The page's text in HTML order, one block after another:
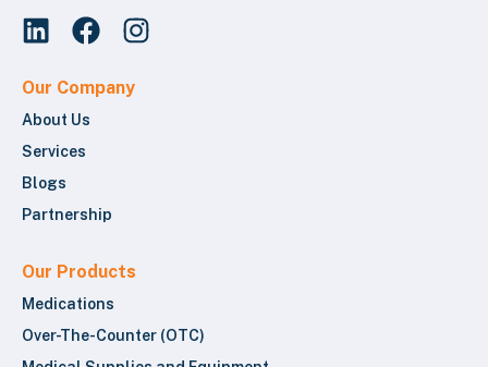
Our Company
About Us
Services
Blogs
Partnership
Our Products
Medications
Over-The-Counter (OTC)